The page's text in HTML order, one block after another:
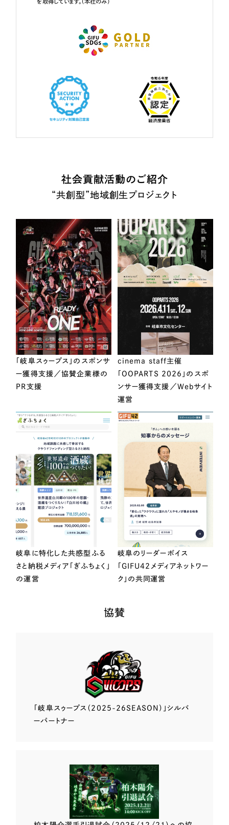
を取得しています。（本社のみ）
社会貢献活動のご紹介
“共創型”地域創生プロジェクト
「岐阜スゥープス」のスポンサ
ー獲得支援／協賛企業様の
PR支援
cinema staff主催
「OOPARTS 2026」のスポ
ンサー獲得支援／Webサイト
運営
岐阜に特化した共感型ふる
さと納税メディア「ぎふちょく」
の運営
岐阜のリーダーボイス
「GIFU42メディアネットワー
ク」の共同運営
協賛
「岐阜スゥープス （2025-26SEASON）」 シルバ
ーパートナー